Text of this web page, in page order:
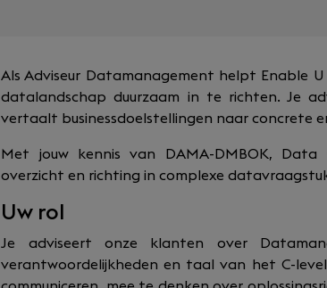
Als Adviseur Datamanagement helpt Enable
datalandschap duurzaam in te richten. Je
vertaalt businessdoelstellingen naar concrete
Met jouw kennis van DAMA-DMBOK,
overzicht en richting in complexe
Uw rol
Je adviseert onze klanten over
verantwoordelijkheden en taal van het C-